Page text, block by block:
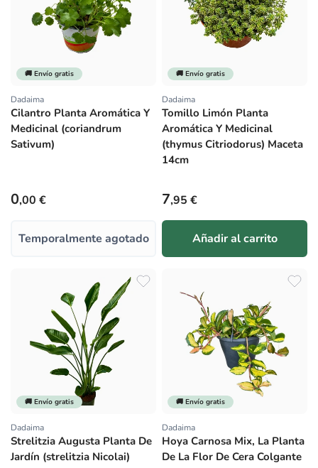
🚚 Envío gratis
Proveedor:
Dadaima
Cilantro Planta Aromática Y
Medicinal (coriandrum
Sativum)
Precio habitual
0,00 €
Temporalmente agotado
🚚 Envío gratis
Proveedor:
Dadaima
Tomillo Limón Planta
Aromática Y Medicinal
(thymus Citriodorus) Maceta
14cm
Precio habitual
7,95 €
Añadir al carrito
🚚 Envío gratis
Proveedor:
Dadaima
Strelitzia Augusta Planta De
Jardín (strelitzia Nicolai)
🚚 Envío gratis
Proveedor:
Dadaima
Hoya Carnosa Mix, La Planta
De La Flor De Cera Colgante